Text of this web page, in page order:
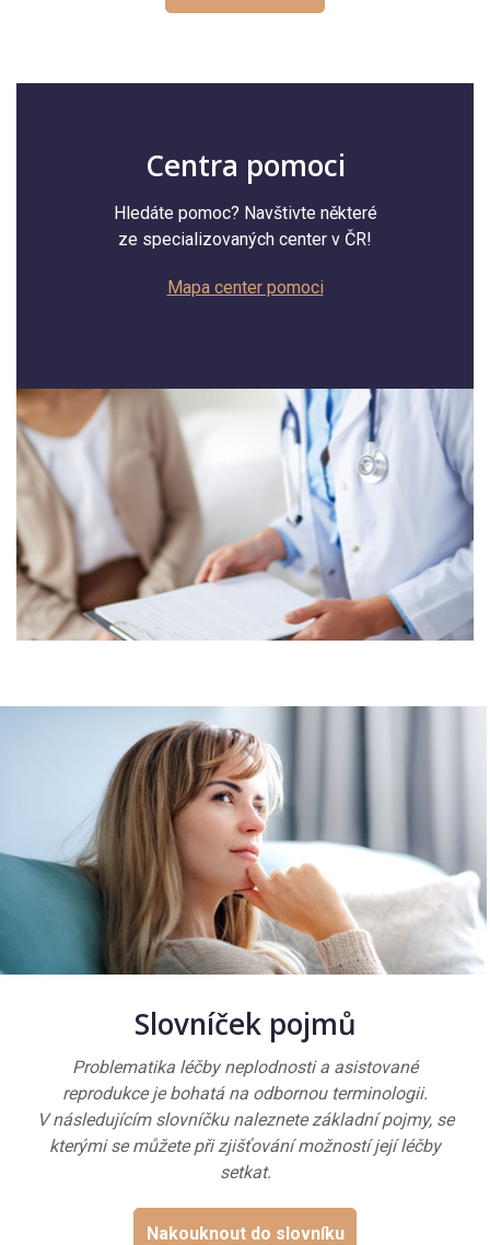
Centra pomoci
Hledáte pomoc? Navštivte některé
ze specializovaných center v ČR!
Mapa center pomoci
Slovníček pojmů
Problematika léčby neplodnosti a asistované
reprodukce je bohatá na odbornou terminologii.
V následujícím slovníčku naleznete základní pojmy, se
kterými se můžete při zjišťování možností její léčby
setkat.
Nakouknout do slovníku